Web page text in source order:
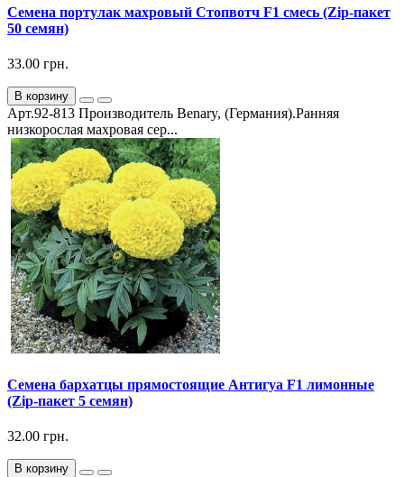
Семена портулак махровый Стопвотч F1 смесь (Zip-пакет
50 семян)
33.00 грн.
В корзину
Арт.92-813 Производитель Benary, (Германия).Ранняя
низкорослая махровая сер...
Семена бархатцы прямостоящие Антигуа F1 лимонные
(Zip-пакет 5 семян)
32.00 грн.
В корзину